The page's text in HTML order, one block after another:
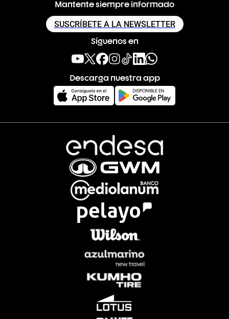
Mantente siempre informado
SUSCRÍBETE A LA NEWSLETTER
Síguenos en
Descarga nuestra app